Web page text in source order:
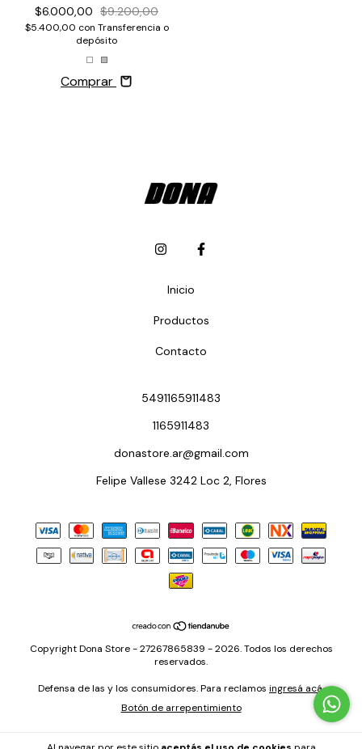
$6.000,00 $9.200,00
$5.400,00 con Transferencia o
depósito
Comprar
Inicio
Productos
Contacto
5491165911483
1165911483
donastore.ar@gmail.com
Felipe Vallese 3242 Loc 2, Flores
Copyright Dona Store - 27267865839 - 2026. Todos los derechos
reservados.
Defensa de las y los consumidores. Para reclamos ingresá acá.
Botón de arrepentimiento